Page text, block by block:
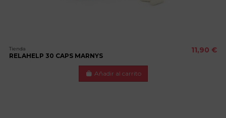
Tienda
RELAHELP 30 CAPS MARNYS
11,90 €
Añadir al carrito